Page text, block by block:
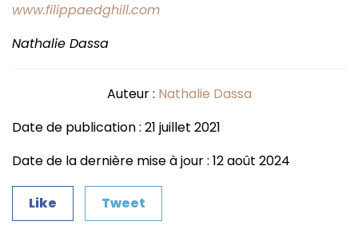
www.filippaedghill.com
Nathalie Dassa
Auteur : Nathalie Dassa
Date de publication : 21 juillet 2021
Date de la dernière mise à jour : 12 août 2024
Like Tweet